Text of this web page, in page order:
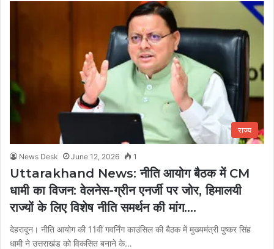
राज्य
News Desk June 12, 2026 1
Uttarakhand News: नीति आयोग बैठक में CM
धामी का विजन: वेलनेस-ग्रीन एनर्जी पर जोर, हिमालयी
राज्यों के लिए विशेष नीति समर्थन की मांग….
देहरादून। नीति आयोग की 11वीं गवर्निंग काउंसिल की बैठक में मुख्यमंत्री पुष्कर सिंह
धामी ने उत्तराखंड को विकसित बनाने के…